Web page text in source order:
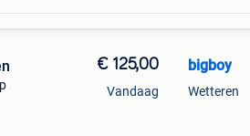
€ 125,00
Vandaag
bigboy
Wetteren